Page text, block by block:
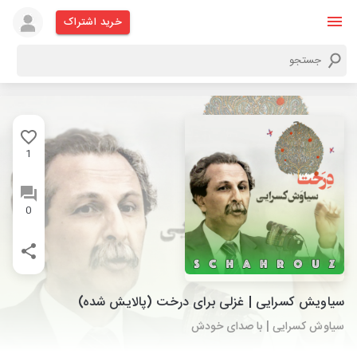
خرید اشتراک
1
0
سیاویش کسرایی | غزلی برای درخت (پالایش شده)
سیاوش کسرایی | با صدای خودش